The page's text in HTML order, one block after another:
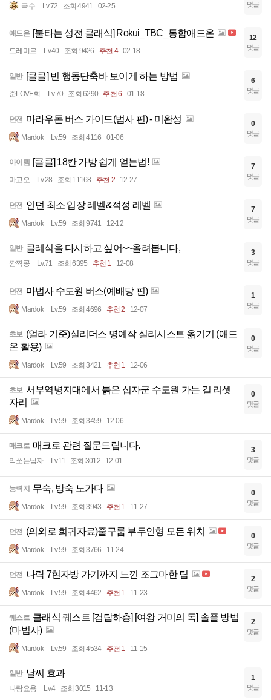
극수 Lv.72 조회 4941 02-25 댓글
애드온 [불타는 성전 클래식] Rokui_TBC_통합애드온
드레미르 Lv.40 조회 9426 추천 4 02-18
12
댓글
일반 [클클] 빈 행동단축바 보이게 하는 방법
준LOVE희 Lv.70 조회 6290 추천 6 01-18
6
댓글
던전 마라우돈 버스 가이드(법사 편) - 미완성
Mardok Lv.59 조회 4116 01-06
0
댓글
아이템 [클클] 18칸 가방 쉽게 얻는법!
마고오 Lv.28 조회 11168 추천 2 12-27
7
댓글
던전 인던 최소 입장 레벨&적정 레벨
Mardok Lv.59 조회 9741 12-12
7
댓글
일반 클레식을 다시하고 싶어~~올려봅니다,
깜찍콩 Lv.71 조회 6395 추천 1 12-08
3
댓글
던전 마법사 수도원 버스(예배당 편)
Mardok Lv.59 조회 4696 추천 2 12-07
1
댓글
초보 (얼라 기준)실리더스 명예작 실리시스트 옮기기 (애드
온 활용)
Mardok Lv.59 조회 3421 추천 1 12-06
0
댓글
초보 서부역병지대에서 붉은 십자군 수도원 가는 길 리셋
자리
Mardok Lv.59 조회 3459 12-06
0
댓글
매크로 매크로 관련 질문드립니다.
막쏘는남자 Lv.11 조회 3012 12-01
3
댓글
능력치 무숙, 방숙 노가다
Mardok Lv.59 조회 3943 추천 1 11-27
0
댓글
던전 (의외로 희귀자료)줄구룹 부두인형 모든 위치
Mardok Lv.59 조회 3766 11-24
0
댓글
던전 나락 7현자방 가기까지 느낀 조그마한 팁
Mardok Lv.59 조회 4462 추천 1 11-23
2
댓글
퀘스트 클래식 퀘스트 [검탑하층] [여왕 거미의 독] 솔플 방법
(마법사)
Mardok Lv.59 조회 4534 추천 1 11-15
2
댓글
일반 날씨 효과
나랑요용 Lv.4 조회 3015 11-13
1
댓글